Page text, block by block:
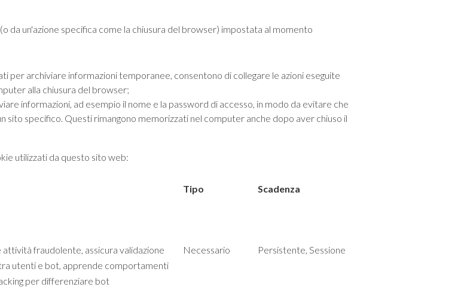
da un'azione specifica come la chiusura del browser) impostata al momento
per archiviare informazioni temporanee, consentono di collegare le azioni eseguite
alla chiusura del browser;
informazioni, ad esempio il nome e la password di accesso, in modo da evitare che
sito specifico. Questi rimangono memorizzati nel computer anche dopo aver chiuso il
utilizzati da questo sito web:
Tipo Scadenza
attività fraudolente, assicura validazione
utenti e bot, apprende comportamenti
per differenziare bot
Necessario Persistente, Sessione